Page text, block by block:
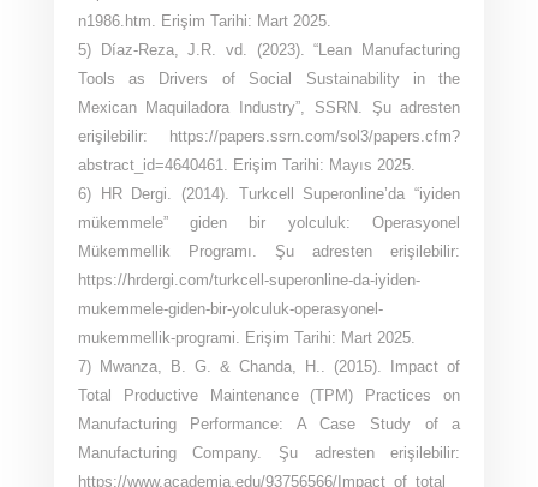
n1986.htm. Erişim Tarihi: Mart 2025.
5) Díaz-Reza, J.R. vd. (2023). “Lean Manufacturing
Tools as Drivers of Social Sustainability in the
Mexican Maquiladora Industry”, SSRN. Şu adresten
erişilebilir: https://papers.ssrn.com/sol3/papers.cfm?
abstract_id=4640461. Erişim Tarihi: Mayıs 2025.
6) HR Dergi. (2014). Turkcell Superonline’da “iyiden
mükemmele” giden bir yolculuk: Operasyonel
Mükemmellik Programı. Şu adresten erişilebilir:
https://hrdergi.com/turkcell-superonline-da-iyiden-
mukemmele-giden-bir-yolculuk-operasyonel-
mukemmellik-programi. Erişim Tarihi: Mart 2025.
7) Mwanza, B. G. & Chanda, H.. (2015). Impact of
Total Productive Maintenance (TPM) Practices on
Manufacturing Performance: A Case Study of a
Manufacturing Company. Şu adresten erişilebilir:
https://www.academia.edu/93756566/Impact_of_total_